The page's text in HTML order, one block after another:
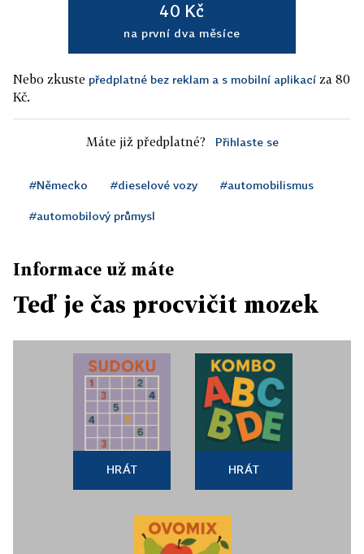
40 Kč
na první dva měsíce
Nebo zkuste předplatné bez reklam a s mobilní aplikací za 80
Kč.
Máte již předplatné? Přihlaste se
#Německo #dieselové vozy #automobilismus
#automobilový průmysl
Informace už máte
Teď je čas procvičit mozek
HRÁT HRÁT